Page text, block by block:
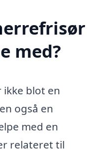
med?
ikke blot en
også en
med en
relateret til